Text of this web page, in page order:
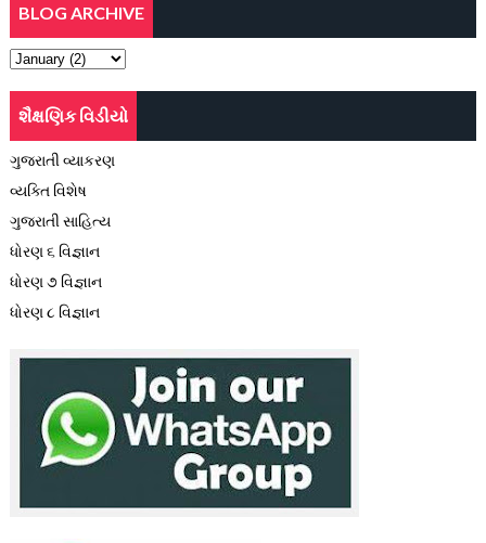
BLOG ARCHIVE
શૈક્ષણિક વિડીયો
ગુજરાતી વ્યાકરણ
વ્યક્તિ વિશેષ
ગુજરાતી સાહિત્ય
ધોરણ ૬ વિજ્ઞાન
ધોરણ ૭ વિજ્ઞાન
ધોરણ ૮ વિજ્ઞાન